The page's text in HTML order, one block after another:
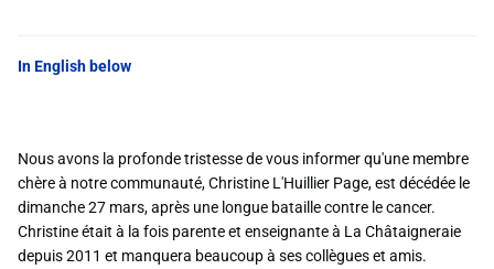
In English below
Nous avons la profonde tristesse de vous informer qu'une membre
chère à notre communauté, Christine L'Huillier Page, est décédée le
dimanche 27 mars, après une longue bataille contre le cancer.
Christine était à la fois parente et enseignante à La Châtaigneraie
depuis 2011 et manquera beaucoup à ses collègues et amis.